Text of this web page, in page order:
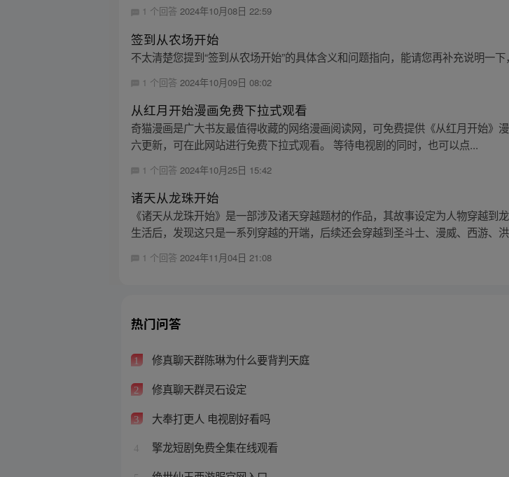
1 个回答2024年10月08日 22:59
签到从农场开始
不太清楚您提到“签到从农场开始”的具体含义和问题指向，能请您再补充说明一
1 个回答 2024年10月09日 08:02
从红月开始漫画免费下拉式观看
奇猫漫画是广大书友最值得收藏的网络漫画阅读网，可免费提供《从红月开始》
六更新，可在此网站进行免费下拉式观看。 等待电视剧的同时，也可以点...
1 个回答 2024年10月25日 15:42
诸天从龙珠开始
《诸天从龙珠开始》是一部涉及诸天穿越题材的作品，其故事设定为人物穿越
生活后，发现这只是一系列穿越的开端，后续还会穿越到圣斗士、漫威、西游、
1 个回答2024年11月04日 21:08
热门问答
1 修真聊天群陈琳为什么要背判天庭
2 修真聊天群灵石设定
3 大奉打更人 电视剧好看吗
4 擎龙短剧免费全集在线观看